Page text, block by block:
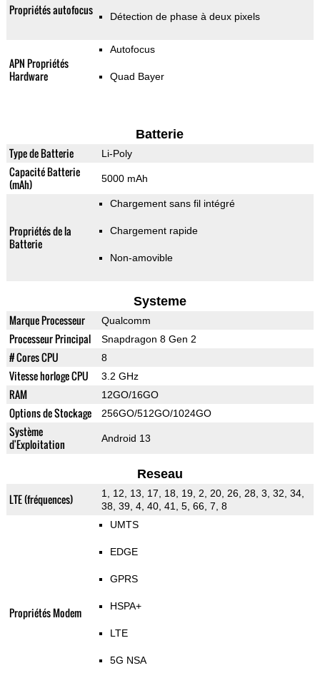
Propriétés autofocus Détection de phase à deux pixels
APN Propriétés
Hardware
Autofocus
Quad Bayer
Batterie
Type de Batterie Li-Poly
Capacité Batterie
(mAh)
5000 mAh
Propriétés de la
Batterie
Chargement sans fil intégré
Chargement rapide
Non-amovible
Systeme
Marque Processeur Qualcomm
Processeur Principal Snapdragon 8 Gen 2
# Cores CPU 8
Vitesse horloge CPU 3.2 GHz
RAM 12GO/16GO
Options de Stockage 256GO/512GO/1024GO
Système
d'Exploitation
Android 13
Reseau
LTE (fréquences)
1, 12, 13, 17, 18, 19, 2, 20, 26, 28, 3, 32, 34,
38, 39, 4, 40, 41, 5, 66, 7, 8
Propriétés Modem
UMTS
EDGE
GPRS
HSPA+
LTE
5G NSA